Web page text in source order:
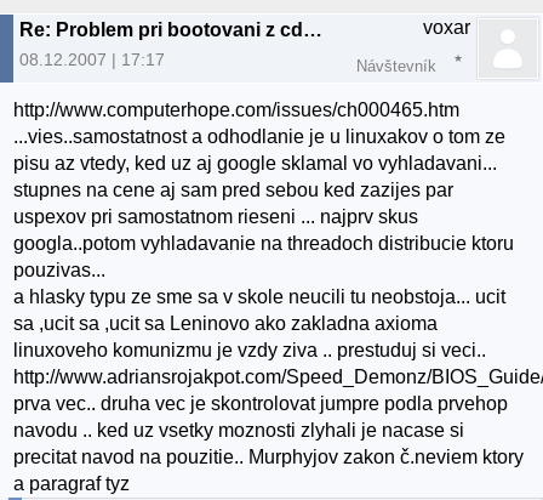
Re: Problem pri bootovani z cd-Ubuntu
08.12.2007 | 17:17
voxar
Návštevník
http://www.computerhope.com/issues/ch000465.htm
...vies..samostatnost a odhodlanie je u linuxakov o tom ze
pisu az vtedy, ked uz aj google sklamal vo vyhladavani...
stupnes na cene aj sam pred sebou ked zazijes par
uspexov pri samostatnom rieseni ... najprv skus
googla..potom vyhladavanie na threadoch distribucie ktoru
pouzivas...
a hlasky typu ze sme sa v skole neucili tu neobstoja... ucit
sa ,ucit sa ,ucit sa Leninovo ako zakladna axioma
linuxoveho komunizmu je vzdy ziva .. prestuduj si veci..
http://www.adriansrojakpot.com/Speed_Demonz/
prva vec.. druha vec je skontrolovat jumpre podla prvehop
navodu .. ked uz vsetky moznosti zlyhali je nacase si
precitat navod na pouzitie.. Murphyjov zakon č.neviem ktory
a paragraf tyz